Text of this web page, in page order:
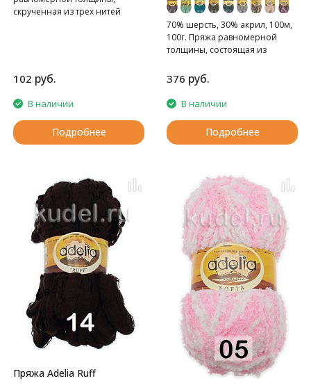
скрученная из трех нитей
102 руб.
В наличии
Подробнее
70% шерсть, 30% акрил, 100м,
100г. Пряжа равномерной
толщины, состоящая из
нитей, каждая из которых
переплетена с тонкой
акриловой нитью.
376 руб.
В наличии
Подробнее
Пряжа Adelia Ruff